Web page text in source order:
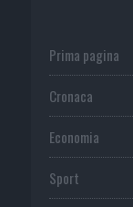
Prima pagina
Cronaca
Economia
Sport